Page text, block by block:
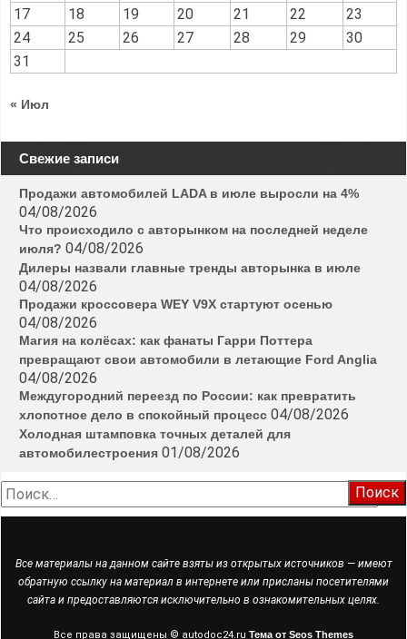
17
18 19 20 21 22
23
24
25 26 27 28 29
30
31
« Июл
Свежие записи
Продажи автомобилей LADA в июле выросли на 4%
04/08/2026
Что происходило с авторынком на последней неделе
июля? 04/08/2026
Дилеры назвали главные тренды авторынка в июле
04/08/2026
Продажи кроссовера WEY V9X стартуют осенью
04/08/2026
Магия на колёсах: как фанаты Гарри Поттера
превращают свои автомобили в летающие Ford Anglia
04/08/2026
Междугородний переезд по России: как превратить
хлопотное дело в спокойный процесс 04/08/2026
Холодная штамповка точных деталей для
автомобилестроения 01/08/2026
Найти:
Все материалы на данном сайте взяты из открытых источников — имеют
обратную ссылку на материал в интернете или присланы посетителями
сайта и предоставляются исключительно в ознакомительных целях.
Все права защищены © autodoc24.ru Тема от Seos Themes